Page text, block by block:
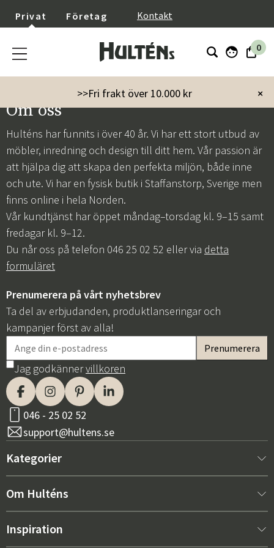
Sverige
Norge
Privat Företag Kontakt
0
×
>>Fri frakt över 10.000 kr
Om oss
Hulténs har funnits i över 40 år. Vi har ett stort utbud av
möbler, inredning och design till ditt hem. Vår passion är
att hjälpa dig att skapa den perfekta miljön, både inne
och ute. Vi har en fysisk butik i Staffanstorp, Sverige men
finns online i hela Norden.
Vår kundtjänst har öppet måndag–torsdag kl. 9–15 samt
fredagar kl. 9–12.
Du når oss på telefon 046 25 02 52 eller via detta
formuläret
Prenumerera på vårt nyhetsbrev
Ta del av erbjudanden, produktlanseringar och
kampanjer först av alla!
Jag godkännervillkoren
046 - 25 02 52
support@hultens.se
Kategorier
Nytt hos oss
Om Hulténs
Om Hulténs
Inspiration